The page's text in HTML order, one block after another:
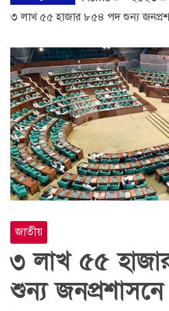
৩ লাখ ৫৫ হাজার ৮৫৪ পদ শুন্য
জাতীয়
৩ লাখ ৫৫
শুন্য জনপ্রশাসনে